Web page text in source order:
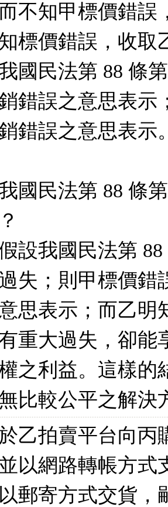
不知甲標價錯誤
標價錯誤，收
國民法第 88 條
錯誤之意思表示
錯誤之意思表示
我國民法第 88 條
假設我國民法第
失；則甲標價錯
思表示；而乙明
重大過失，卻能
之利益。這樣的
比較公平之解決
乙拍賣平台向丙
以網路轉帳方式
郵寄方式交貨，